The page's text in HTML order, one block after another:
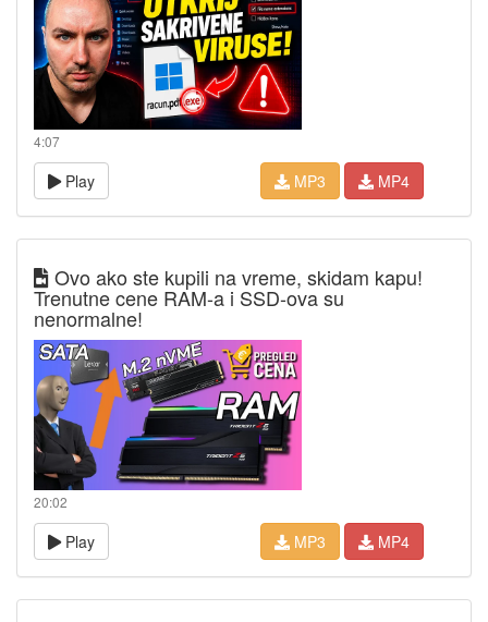
4:07
Play MP3 MP4
Ovo ako ste kupili na vreme, skidam kapu!
Trenutne cene RAM-a i SSD-ova su
nenormalne!
20:02
Play MP3 MP4